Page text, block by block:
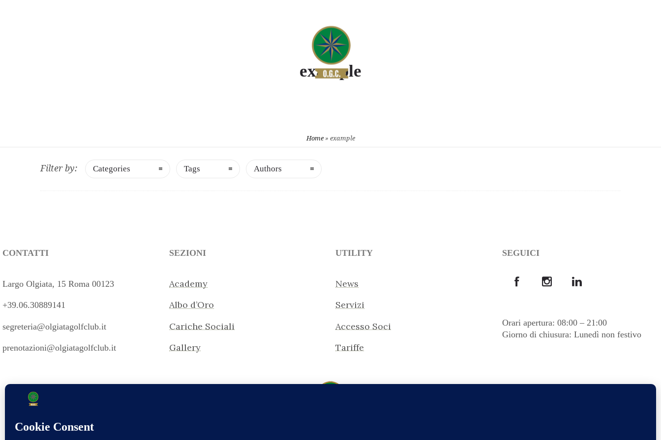
example
Home» example
Filter by: Categories Tags Authors
CONTATTI
Largo Olgiata, 15 Roma 00123
+39.06.30889141
segreteria@olgiatagolfclub.it
prenotazioni@olgiatagolfclub.it
SEZIONI
Academy
Albo d’Oro
Cariche Sociali
Gallery
UTILITY
News
Servizi
Accesso Soci
Tariffe
SEGUICI
Orari apertura: 08:00 – 21:00
Giorno di chiusura: Lunedì non festivo